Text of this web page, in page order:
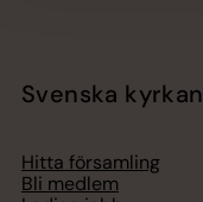
Svenska kyrkan
Hitta församling
Bli medlem